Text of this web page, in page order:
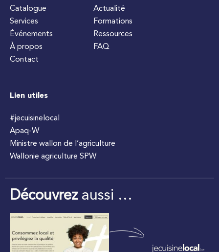
Catalogue
Services
Événements
À propos
Contact
Actualité
Formations
Ressources
FAQ
Lien utiles
#jecuisinelocal
Apaq-W
Ministre wallon de l’agriculture
Wallonie agriculture SPW
Découvrezaussi …